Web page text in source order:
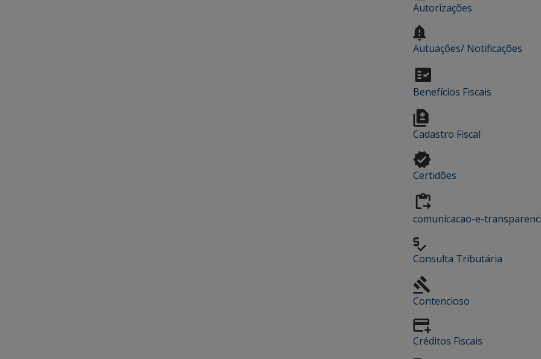
Autorizações
Autuações/ Notificações
Benefícios Fiscais
Cadastro Fiscal
Certidões
comunicacao-e-
Consulta Tributária
Contencioso
Créditos Fiscais